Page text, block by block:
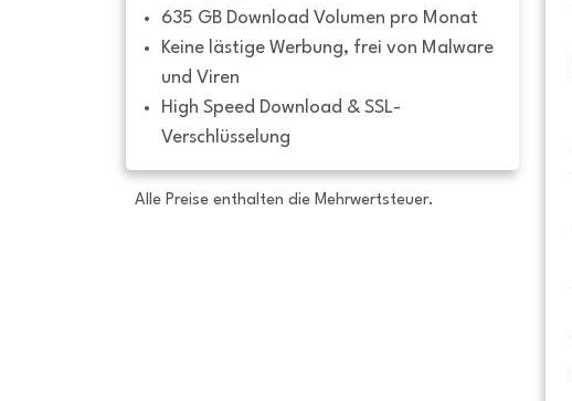
635 GB Download Volumen pro Monat
Keine lästige Werbung, frei von Malware
und Viren
High Speed Download & SSL-
Verschlüsselung
Alle Preise enthalten die Mehrwertsteuer.